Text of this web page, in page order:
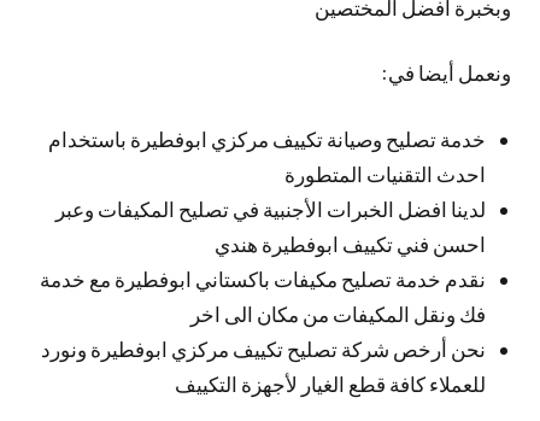
وبخبرة افضل المختصين
ونعمل أيضا في:
خدمة تصليح وصيانة تكييف مركزي ابوفطيرة باستخدام
احدث التقنيات المتطورة
لدينا افضل الخبرات الأجنبية في تصليح المكيفات وعبر
احسن فني تكييف ابوفطيرة هندي
نقدم خدمة تصليح مكيفات باكستاني ابوفطيرة مع خدمة
فك ونقل المكيفات من مكان الى اخر
نحن أرخص شركة تصليح تكييف مركزي ابوفطيرة ونورد
للعملاء كافة قطع الغيار لأجهزة التكييف